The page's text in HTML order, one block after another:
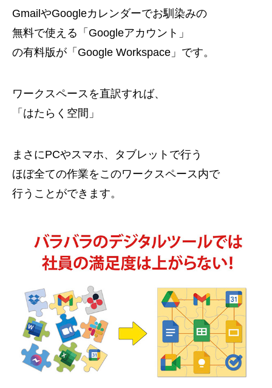
GmailやGoogleカレンダーでお馴染みの
無料で使える「Googleアカウント」
の有料版が「Google Workspace」です。
ワークスペースを直訳すれば、
「はたらく空間」
まさにPCやスマホ、タブレットで行う
ほぼ全ての作業をこのワークスペース内で
行うことができます。